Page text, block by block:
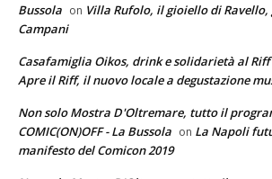
Bussola on Villa Rufolo, il gioiello di
Campani
Casafamiglia Oikos, drink e solidarietà al Riff
Apre il Riff, il nuovo locale a degustazione
Non solo Mostra D'Oltremare, tutto il
COMIC(ON)OFF - La Bussola on La Napoli
manifesto del Comicon 2019